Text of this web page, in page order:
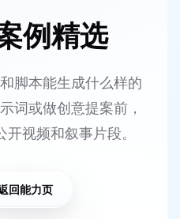
例精选
脚本能生成什么样的
词或做创意提案前，
视频和叙事片段。
回能力页